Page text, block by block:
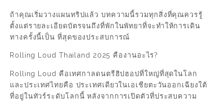
ถ้าคุณเริ่มวางแผนทริปแล้ว บทความนี้รวมทุกสิ่งที่คุณควรรู้
ตั้งแต่รายละเอียดบัตรจนถึงที่พักในพัทยาที่จะทำให้การเดิน
ทางครั้งนี้เป็น ที่สุดของประสบการณ์
Rolling Loud Thailand 2025 คืองานอะไร?
Rolling Loud คือเทศกาลดนตรีฮิปฮอปที่ใหญ่ที่สุดในโลก
และประเทศไทยคือ ประเทศเดียวในเอเชียตะวันออกเฉียงใต้
ที่อยู่ในทัวร์ระดับโลกนี้ หลังจากการเปิดตัวที่ประสบความ